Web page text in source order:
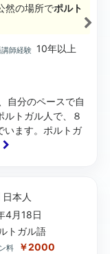
然の場所でポルト
師経験 10年以上
自分のペースで自
トガル人で、８
います。ポルトガ
日本 人
4月18日
トガル語
料 ￥2000